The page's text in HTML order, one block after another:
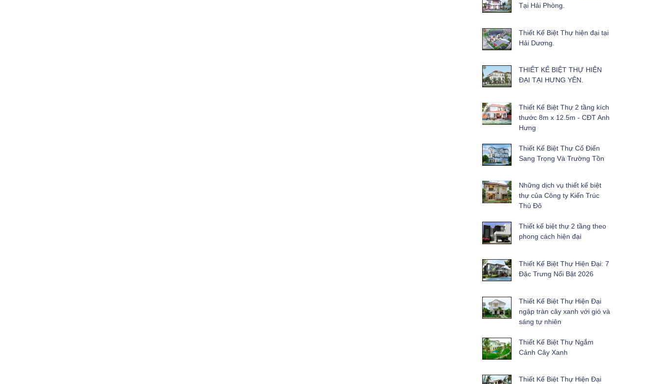
Tại Hải Phòng.
Thiết Kế Biệt Thự hiện đại tại
Hải Dương.
THIẾT KẾ BIỆT THỰ HIỆN
ĐẠI TẠI HƯNG YÊN.
Thiết Kế Biệt Thự 2 tầng kích
thước 8m x 12.5m - CĐT Anh
Hưng
Thiết Kế Biệt Thự Cổ Điển
Sang Trọng Và Trường Tồn
Những dịch vụ thiết kế biệt
thự của Công ty Kiến Trúc
Thủ Đô
Thiết kế biệt thự 2 tầng theo
phong cách hiện đại
Thiết Kế Biệt Thự Hiện Đại: 7
Đặc Trưng Nổi Bật 2026
Thiết Kế Biệt Thự Hiện Đại
ngập tràn cây xanh với gió và
sáng tự nhiên
Thiết Kế Biệt Thự Ngắm
Cảnh Cây Xanh
Thiết Kế Biệt Thự Hiện Đại